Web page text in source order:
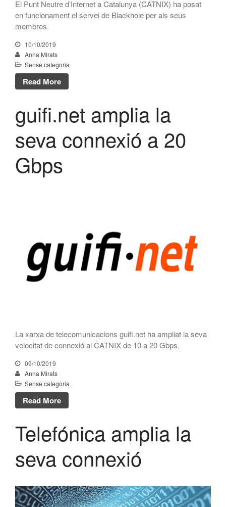
desembre 2009
Sense categoria
WordPress.org (en anglès)
El Punt Neutre d’Internet a Catalunya (CATNIX) ha posat
en funcionament el servei de Blackhole per als seus
membres.
10/10/2019
Anna Mirats
Sense categoria
Read More
guifi.net amplia la
seva connexió a 20
Gbps
La xarxa de telecomunicacions guifi.net ha ampliat la seva
velocitat de connexió al CATNIX de 10 a 20 Gbps.
09/10/2019
Anna Mirats
Sense categoria
Read More
Telefónica amplia la
seva connexió